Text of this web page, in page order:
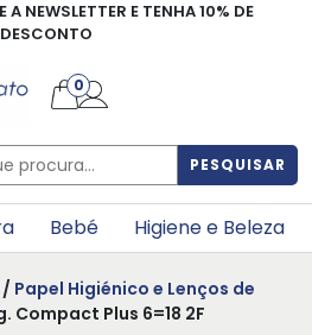
A NEWSLETTER E TENHA 10% DE
DESCONTO
PESQUISAR
0
Bebé Higiene e Beleza
/ Papel Higiénico e Lenços de
Compact Plus 6=18 2F